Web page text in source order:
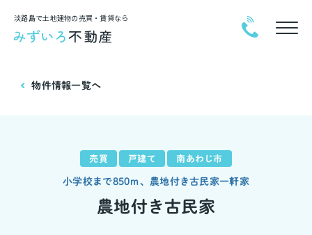
淡路島で土地建物の売買・賃貸なら
物件情報一覧へ
売買 戸建て 南あわじ市
小学校まで850ｍ、農地付き古民家一軒家
農地付き古民家